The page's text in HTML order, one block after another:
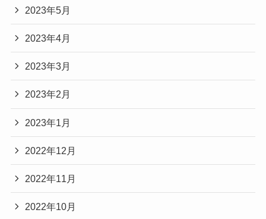
2023年5月
2023年4月
2023年3月
2023年2月
2023年1月
2022年12月
2022年11月
2022年10月